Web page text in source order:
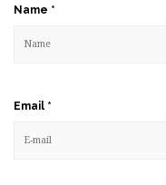
Name *
Email *